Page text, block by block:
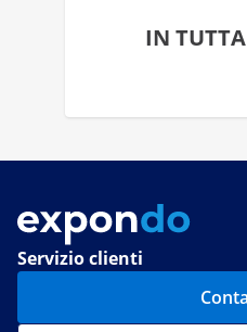
IN
Servizio clienti